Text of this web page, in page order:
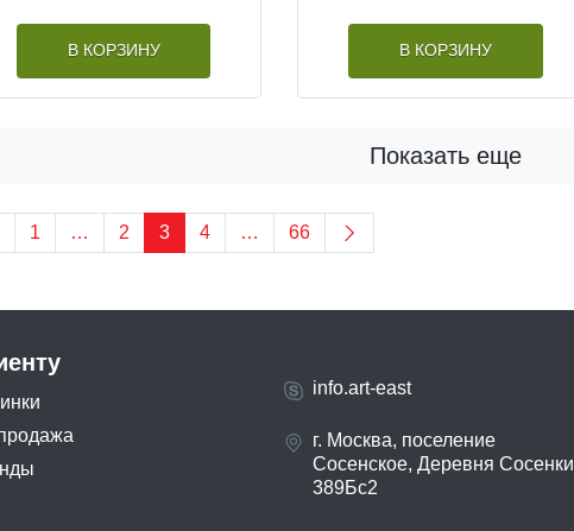
В КОРЗИНУ В КОРЗИНУ
Показать еще
1 … 2 3 4 … 66
info.art-east
г. Москва, поселение
Сосенское, Деревня Сосенки
389Бс2